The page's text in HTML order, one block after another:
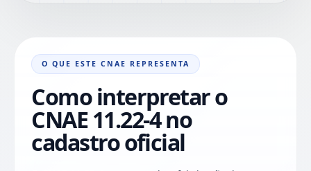
O QUE ESTE CNAE REPRESENTA
Como interpretar o
CNAE 11.22-4 no
cadastro oficial